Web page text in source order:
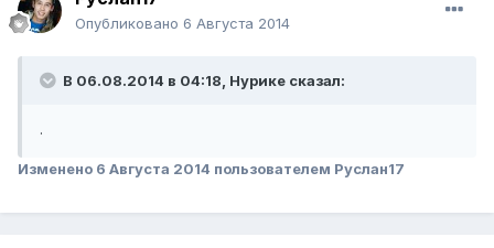
Опубликовано 6 Августа 2014
В 06.08.2014 в 04:18, Нурике сказал:
.
Изменено 6 Августа 2014 пользователем Руслан17